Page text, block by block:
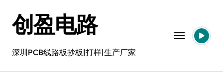
创盈电路
深圳PCB线路板抄板|打样|生产厂家